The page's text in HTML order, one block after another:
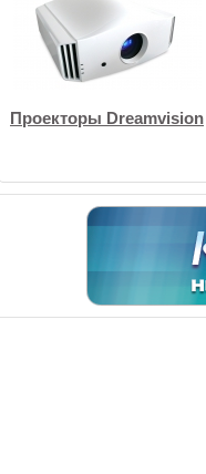
Проекторы Dreamvision